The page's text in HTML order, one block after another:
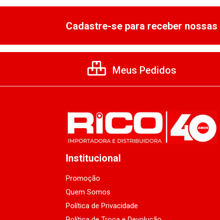
Cadastre-se para receber
Meus Pedidos
Institucional
Promoção
Quem Somos
Política de Privacidade